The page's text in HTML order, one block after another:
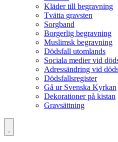
Kläder till begravning
Tvätta gravsten
Sorgband
Borgerlig begravning
Muslimsk begravning
Dödsfall utomlands
Sociala medier vid
Adressändring vid
Dödsfallsregister
Gå ur Svenska Kyrkan
Dekorationer på kistan
Gravsättning